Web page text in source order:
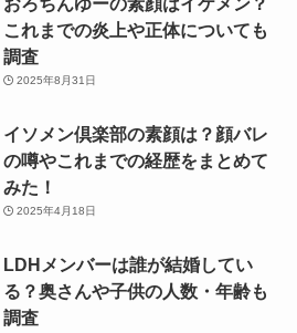
これまでの炎上や正体についても
調査
2025年8月31日
イソメン倶楽部の素顔は？顔バレ
の噂やこれまでの経歴をまとめて
みた！
2025年4月18日
LDHメンバーは誰が結婚してい
る？奥さんや子供の人数・年齢も
調査